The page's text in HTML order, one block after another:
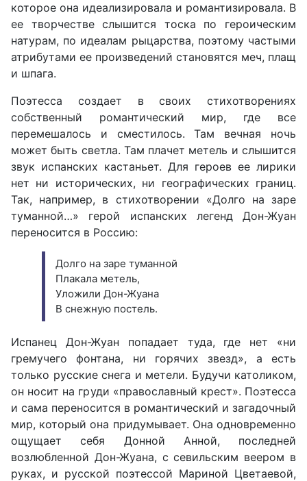
которое она идеализировала и романтизировала. В
ее творчестве слышится тоска по героическим
натурам, по идеалам рыцарства, поэтому частыми
атрибутами ее произведений становятся меч, плащ
и шпага.
Поэтесса создает в своих стихотворениях
собственный романтический мир, где все
перемешалось и сместилось. Там вечная ночь
может быть светла. Там плачет метель и слышится
звук испанских кастаньет. Для героев ее лирики
нет ни исторических, ни географических границ.
Так, например, в стихотворении «Долго на заре
туманной…» герой испанских легенд Дон-Жуан
переносится в Россию:
Долго на заре туманной
Плакала метель,
Уложили Дон-Жуана
В снежную постель.
Испанец Дон-Жуан попадает туда, где нет «ни
гремучего фонтана, ни горячих звезд», а есть
только русские снега и метели. Будучи католиком,
он носит на груди «православный крест». Поэтесса
и сама переносится в романтический и загадочный
мир, который она придумывает. Она одновременно
ощущает себя Донной Анной, последней
возлюбленной Дон-Жуана, с севильским веером в
руках, и русской поэтессой Мариной Цветаевой,